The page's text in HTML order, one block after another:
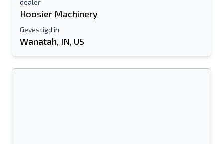
dealer
Hoosier Machinery
Gevestigd in
Wanatah, IN, US